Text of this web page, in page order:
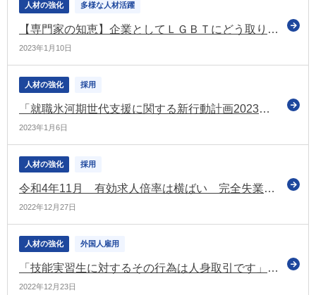
人材の強化 多様な人材活躍
【専門家の知恵】企業としてＬＧＢＴにどう取り組む？
2023年1月10日
人材の強化 採用
「就職氷河期世代支援に関する新行動計画2023」を決定 就職氷河期世代を対象とした年齢限定の求人の措置延長などを盛り込む
2023年1月6日
人材の強化 採用
令和4年11月 有効求人倍率は横ばい 完全失業率は3か月ぶりに改善
2022年12月27日
人材の強化 外国人雇用
「技能実習生に対するその行為は人身取引です」 厚労省がリーフレットを公表
2022年12月23日